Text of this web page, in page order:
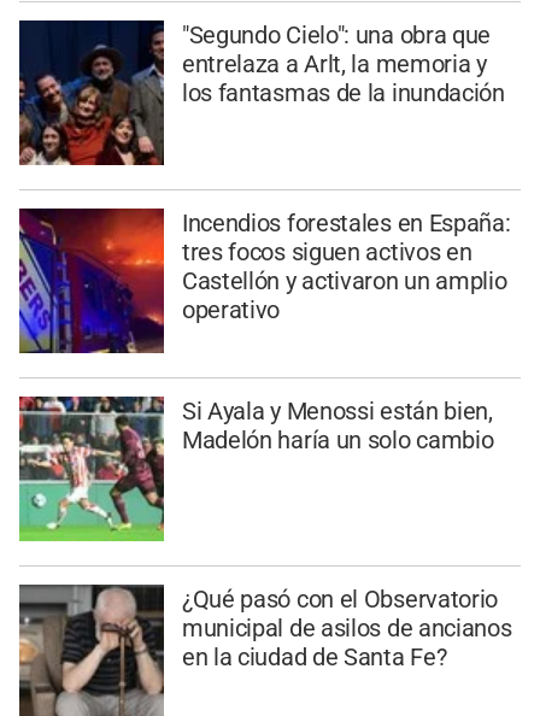
"Segundo Cielo": una obra que
entrelaza a Arlt, la memoria y
los fantasmas de la inundación
Incendios forestales en España:
tres focos siguen activos en
Castellón y activaron un amplio
operativo
Si Ayala y Menossi están bien,
Madelón haría un solo cambio
¿Qué pasó con el Observatorio
municipal de asilos de ancianos
en la ciudad de Santa Fe?